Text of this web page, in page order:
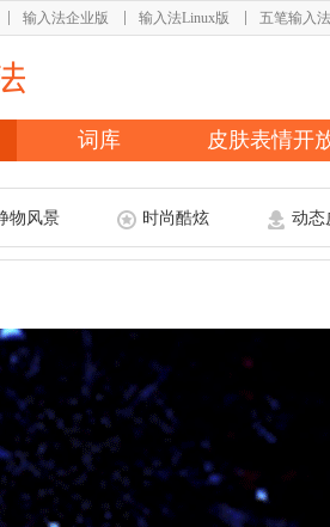
输入法企业版 输入法Linux版 五笔输入法
词库 皮肤表情开
物风景 时尚酷炫 动态